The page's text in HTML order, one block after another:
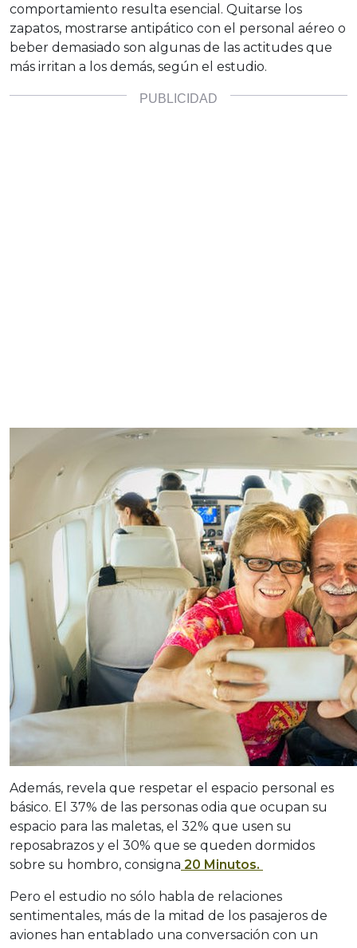
comportamiento resulta esencial. Quitarse los
zapatos, mostrarse antipático con el personal aéreo o
beber demasiado son algunas de las actitudes que
más irritan a los demás, según el estudio.
Además, revela que respetar el espacio personal es
básico. El 37% de las personas odia que ocupan su
espacio para las maletas, el 32% que usen su
reposabrazos y el 30% que se queden dormidos
sobre su hombro, consigna 20 Minutos.
Pero el estudio no sólo habla de relaciones
sentimentales, más de la mitad de los pasajeros de
aviones han entablado una conversación con un